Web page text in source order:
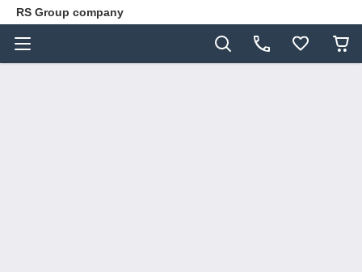
RS Group company